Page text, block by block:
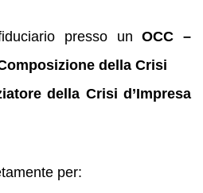
presso unOCC –
della Crisi
della Crisi d’Impresa
per: